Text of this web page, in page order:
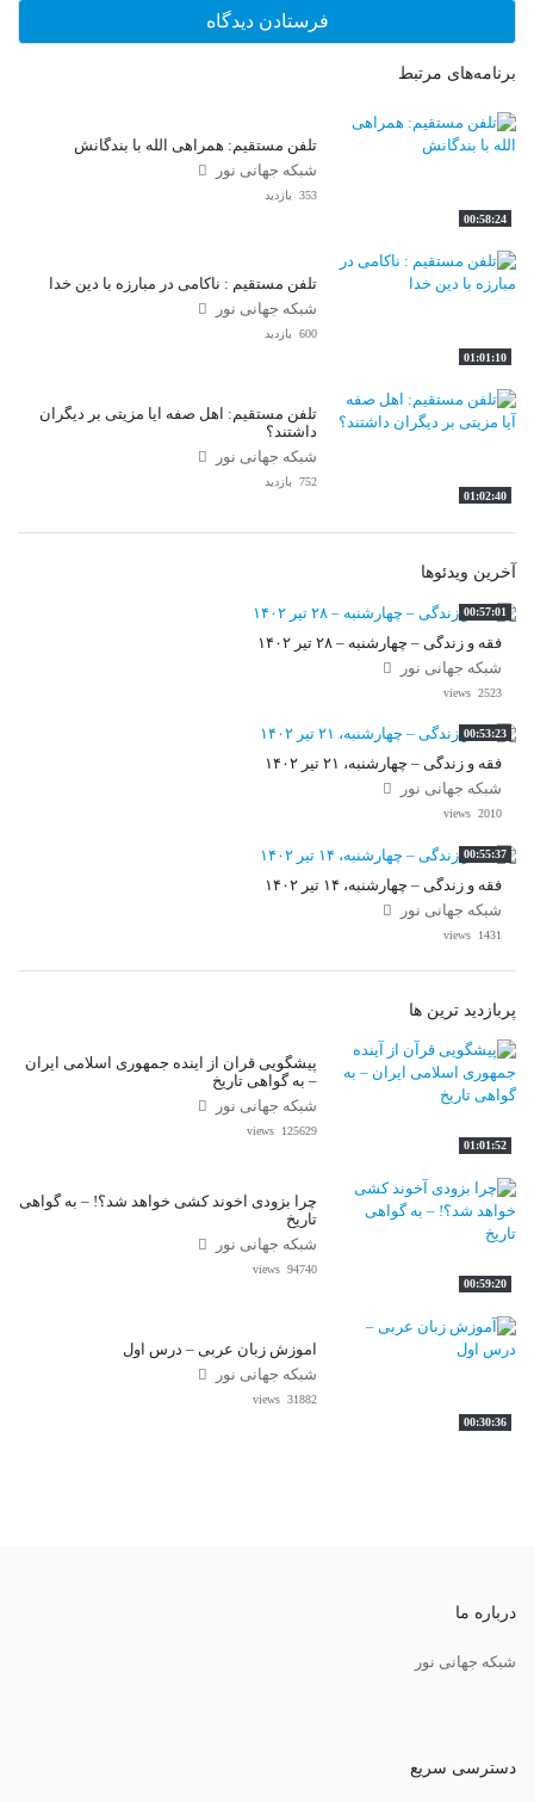
برنامه‌های مرتبط
00:58:24
تلفن مستقیم: همراهی الله با بندگانش
شبکه جهانی نور
353 بازدید
01:01:10
تلفن مستقیم : ناکامی در مبارزه با دین خدا
شبکه جهانی نور
600 بازدید
01:02:40
تلفن مستقیم: اهل صفه آیا مزیتی بر دیگران
داشتند؟
شبکه جهانی نور
752 بازدید
آخرین ویدئوها
00:57:01
فقه و زندگی – چهارشنبه – ۲۸ تیر ۱۴۰۲
شبکه جهانی نور
2523 views
00:53:23
فقه و زندگی – چهارشنبه، ۲۱ تیر ۱۴۰۲
شبکه جهانی نور
2010 views
00:55:37
فقه و زندگی – چهارشنبه، ۱۴ تیر ۱۴۰۲
شبکه جهانی نور
1431 views
پربازدید ترین ها
01:01:52
پیشگویی قرآن از آینده جمهوری اسلامی ایران
– به گواهی تاریخ
شبکه جهانی نور
125629 views
00:59:20
چرا بزودی آخوند کشی خواهد شد؟! – به گواهی
تاریخ
شبکه جهانی نور
94740 views
00:30:36
آموزش زبان عربی – درس اول
شبکه جهانی نور
31882 views
درباره ما
شبکه جهانی نور
دسترسی سریع